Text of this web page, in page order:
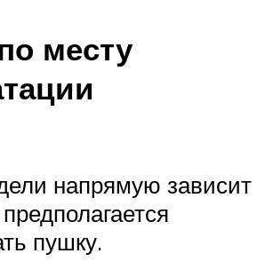
месту
напрямую зависит
предполагается
пушку.